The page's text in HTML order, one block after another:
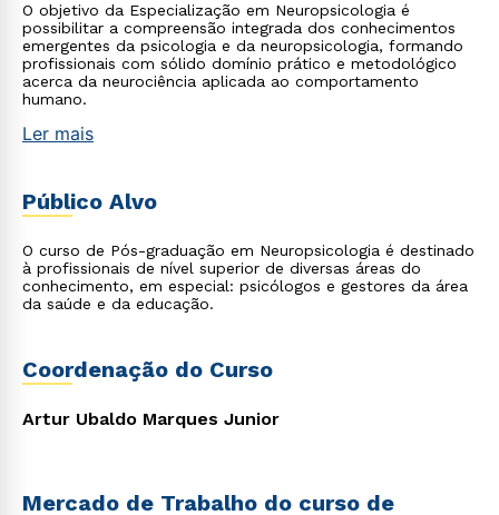
O objetivo da Especialização em Neuropsicologia é
possibilitar a compreensão integrada dos conhecimentos
emergentes da psicologia e da neuropsicologia, formando
profissionais com sólido domínio prático e metodológico
acerca da neurociência aplicada ao comportamento
humano.
Ler mais
Público Alvo
O curso de Pós-graduação em Neuropsicologia é destinado
à profissionais de nível superior de diversas áreas do
conhecimento, em especial: psicólogos e gestores da área
da saúde e da educação.
Coordenação do Curso
Artur Ubaldo Marques Junior
Mercado de Trabalho do curso de